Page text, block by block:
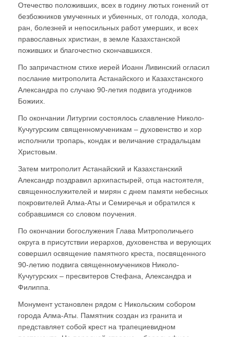
Отечество положивших, всех в годину лютых гонений от
безбожников умученных и убиенных, от голода, холода,
ран, болезней и непосильных работ умерших, и всех
православных христиан, в земле Казахстанской
поживших и благочестно скончавшихся.
По запричастном стихе иерей Иоанн Ливинский огласил
послание митрополита Астанайского и Казахстанского
Александра по случаю 90-летия подвига угодников
Божиих.
По окончании Литургии состоялось славление Николо-
Кучугурским священномученикам – духовенство и хор
исполнили тропарь, кондак и величание страдальцам
Христовым.
Затем митрополит Астанайский и Казахстанский
Александр поздравил архипастырей, отца настоятеля,
священнослужителей и мирян с днем памяти небесных
покровителей Алма-Аты и Семиречья и обратился к
собравшимся со словом поучения.
По окончании богослужения Глава Митрополичьего
округа в присутствии иерархов, духовенства и верующих
совершил освящение памятного креста, посвященного
90-летию подвига священномучеников Николо-
Кучугурских – пресвитеров Стефана, Александра и
Филиппа.
Монумент установлен рядом с Никольским собором
города Алма-Аты. Памятник создан из гранита и
представляет собой крест на трапециевидном